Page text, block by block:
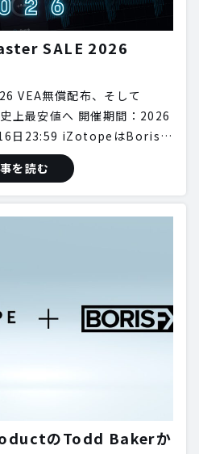
SALE 2026
VEA無償配布、そして
上最安値へ 開催期間：2026
日23:59 iZotopeはBoris…
を読む
のTodd Bakerか